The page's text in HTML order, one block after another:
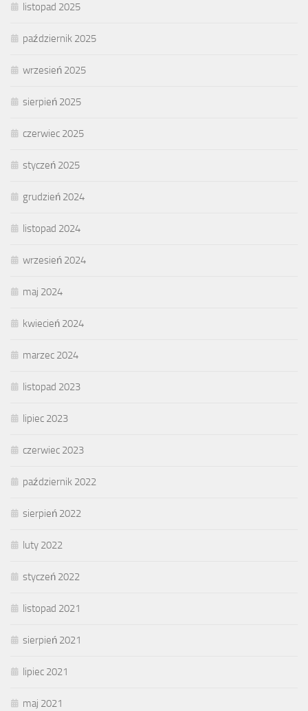
listopad 2025
październik 2025
wrzesień 2025
sierpień 2025
czerwiec 2025
styczeń 2025
grudzień 2024
listopad 2024
wrzesień 2024
maj 2024
kwiecień 2024
marzec 2024
listopad 2023
lipiec 2023
czerwiec 2023
październik 2022
sierpień 2022
luty 2022
styczeń 2022
listopad 2021
sierpień 2021
lipiec 2021
maj 2021